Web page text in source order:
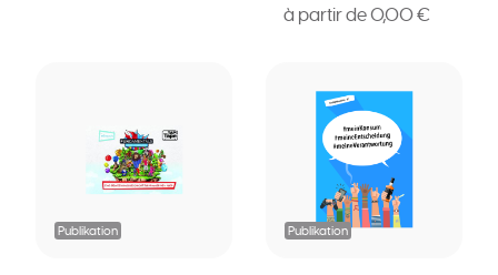
à partir de 0,00 €
Publikation Publikation